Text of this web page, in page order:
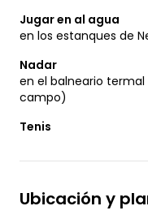
Jugar en al agua
en los estanques de
Nadar
en el balneario
campo)
Tenis
Ubicación y